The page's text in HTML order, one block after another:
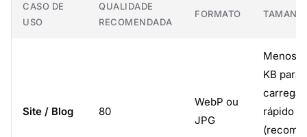
CASO DE
USO
QUALIDADE
RECOMENDADA
FORMATO
Site / Blog 80
WebP ou
JPG
Menos
KB para
rápido